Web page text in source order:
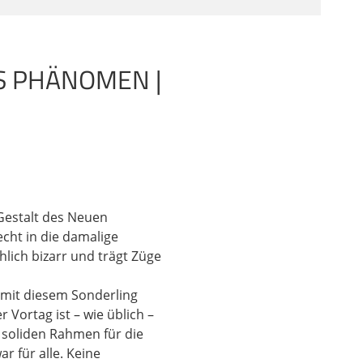
ja die fünf
fünf Bücher
Und auch in den
auf Jesus
Glaube sich
Der christliche
Mann glaubwürdig
Das heißt, der
nicht in erster Linie
und kann
oder um
dass der
PHÄNOMEN |
des Neuen
in die damalige
bizarr und trägt Züge
diesem Sonderling
Vortag ist – wie üblich –
Rahmen für die
für alle. Keine